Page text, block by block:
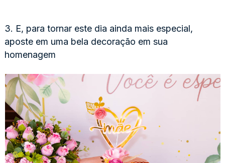
3. E, para tornar este dia ainda mais especial,
aposte em uma bela decoração em sua
homenagem